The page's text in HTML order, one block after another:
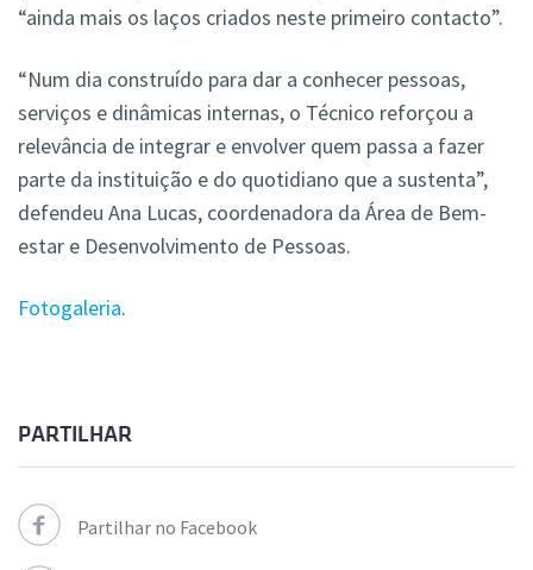
“ainda mais os laços criados neste primeiro contacto”.
“Num dia construído para dar a conhecer pessoas,
serviços e dinâmicas internas, o Técnico reforçou a
relevância de integrar e envolver quem passa a fazer
parte da instituição e do quotidiano que a sustenta”,
defendeu Ana Lucas, coordenadora da Área de Bem-
estar e Desenvolvimento de Pessoas.
Fotogaleria.
PARTILHAR
Partilhar no Facebook